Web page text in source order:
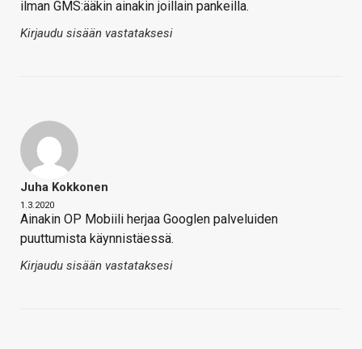
ilman GMS:ääkin ainakin joillain pankeilla.
Kirjaudu sisään vastataksesi
Juha Kokkonen
1.3.2020
Ainakin OP Mobiili herjaa Googlen palveluiden
puuttumista käynnistäessä.
Kirjaudu sisään vastataksesi